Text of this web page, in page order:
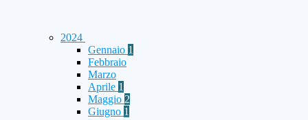
2024
Gennaio 1
Febbraio
Marzo
Aprile 1
Maggio 2
Giugno 1